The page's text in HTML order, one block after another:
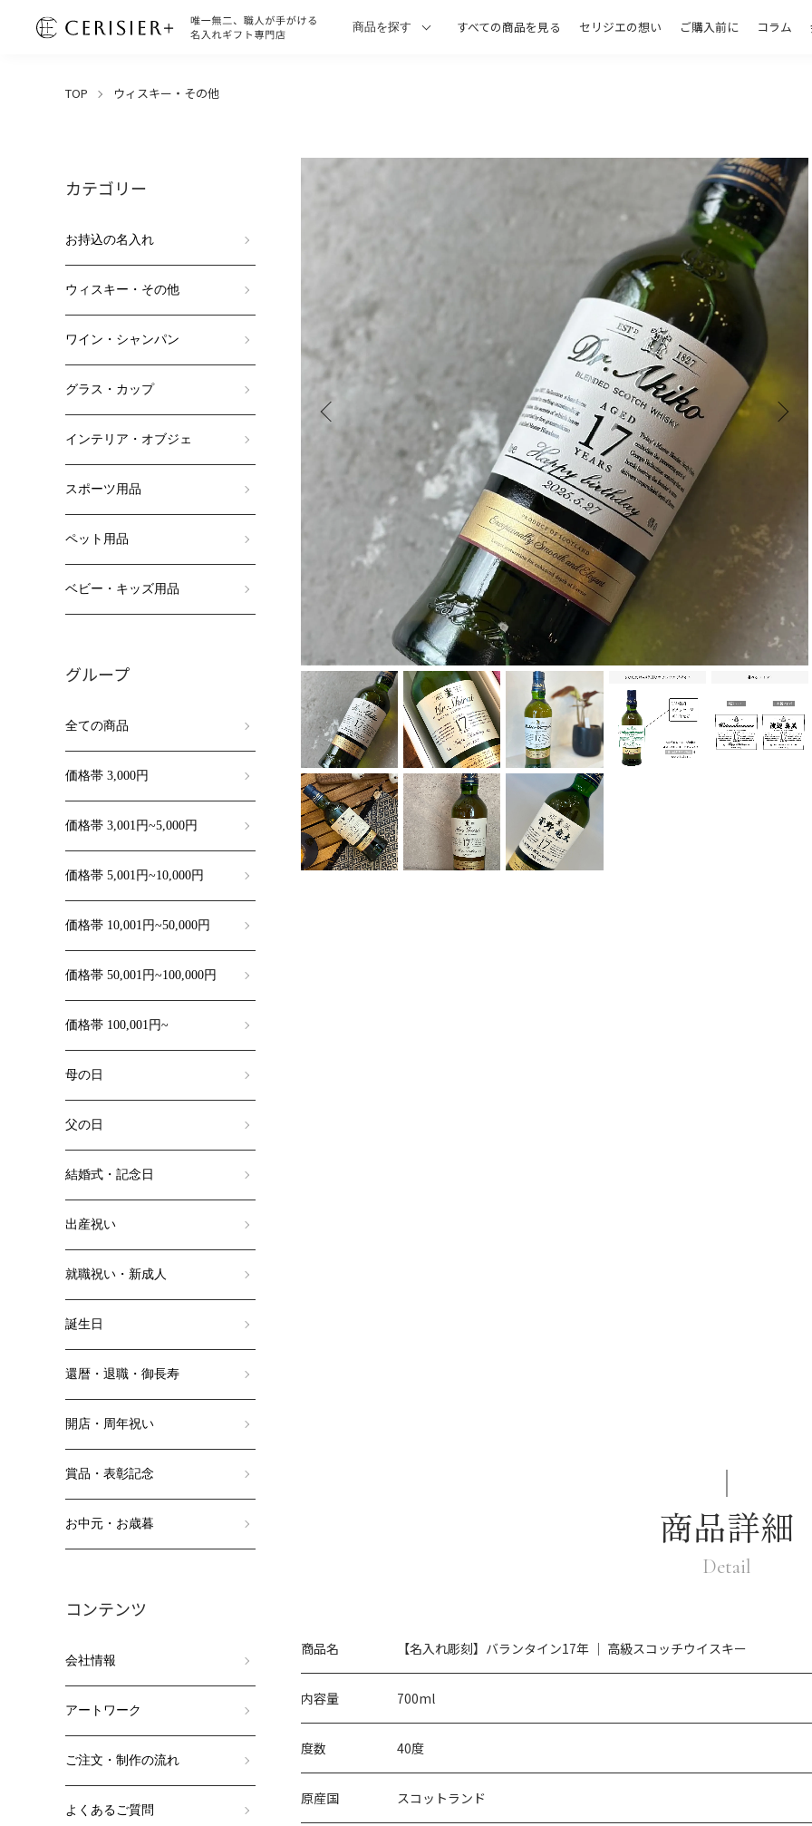
商品を探す すべての商品を見る セリジエの想い ご購入前に コラム
TOP ウィスキー・その他
商品詳細
Detail
商品名 【名入れ彫刻】バランタイン17年 ｜ 高級スコッチウイスキー
内容量 700ml
度数 40度
原産国 スコットランド
カテゴリー
お持込の名入れ
ウィスキー・その他
ワイン・シャンパン
グラス・カップ
インテリア・オブジェ
スポーツ用品
ペット用品
ベビー・キッズ用品
グループ
全ての商品
価格帯 3,000円
価格帯 3,001円~5,000円
価格帯 5,001円~10,000円
価格帯 10,001円~50,000円
価格帯 50,001円~100,000円
価格帯 100,001円~
母の日
父の日
結婚式・記念日
出産祝い
就職祝い・新成人
誕生日
還暦・退職・御長寿
開店・周年祝い
賞品・表彰記念
お中元・お歳暮
コンテンツ
会社情報
アートワーク
ご注文・制作の流れ
よくあるご質問